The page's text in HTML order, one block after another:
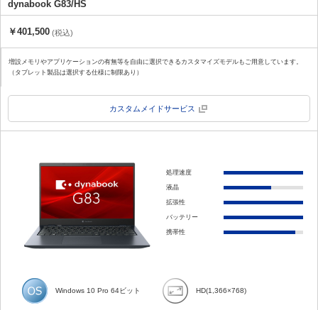
dynabook G83/HS
￥401,500 (税込)
増設メモリやアプリケーションの有無等を自由に選択できるカスタマイズモデルもご用意しています。
（タブレット製品は選択する仕様に制限あり）
カスタムメイドサービス
処理速度
液晶
拡張性
バッテリー
携帯性
Windows 10 Pro 64ビット HD(1,366×768)